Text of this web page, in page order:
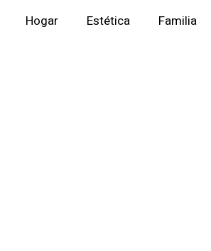
Hogar Estética Familia